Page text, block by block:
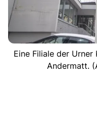
Eine Filiale der
Andermatt.